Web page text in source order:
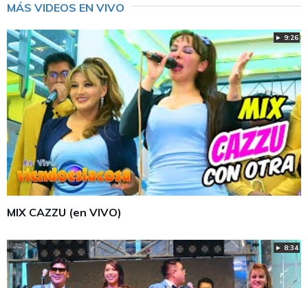
MÁS VIDEOS EN VIVO
► 9:26
MIX CAZZU (en VIVO)
► 8:34